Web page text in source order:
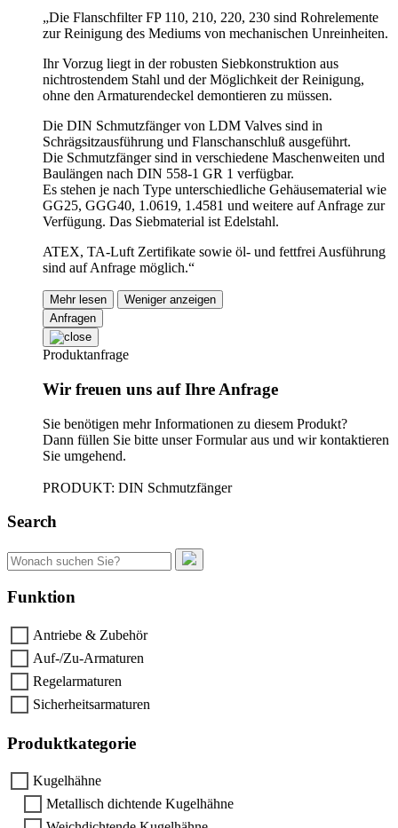
„Die Flanschfilter FP 110, 210, 220, 230 sind Rohrelemente
zur Reinigung des Mediums von mechanischen Unreinheiten.
Ihr Vorzug liegt in der robusten Siebkonstruktion aus
nichtrostendem Stahl und der Möglichkeit der Reinigung,
ohne den Armaturendeckel demontieren zu müssen.
Die DIN Schmutzfänger von LDM Valves sind in
Schrägsitzausführung und Flanschanschluß ausgeführt.
Die Schmutzfänger sind in verschiedene Maschenweiten und
Baulängen nach DIN 558-1 GR 1 verfügbar.
Es stehen je nach Type unterschiedliche Gehäusematerial wie
GG25, GGG40, 1.0619, 1.4581 und weitere auf Anfrage zur
Verfügung. Das Siebmaterial ist Edelstahl.
ATEX, TA-Luft Zertifikate sowie öl- und fettfrei Ausführung
sind auf Anfrage möglich.“
Mehr lesen
Weniger anzeigen
Anfragen
Produktanfrage
Wir freuen uns auf Ihre Anfrage
Sie benötigen mehr Informationen zu diesem Produkt?
Dann füllen Sie bitte unser Formular aus und wir kontaktieren
Sie umgehend.
PRODUKT: DIN Schmutzfänger
Search
Suchen
nach:
Funktion
Antriebe & Zubehör
Auf-/Zu-Armaturen
Regelarmaturen
Sicherheitsarmaturen
Produktkategorie
Kugelhähne
Metallisch dichtende Kugelhähne